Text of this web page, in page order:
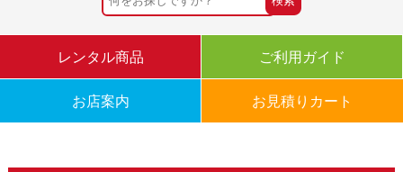
レンタル商品 ご利用ガイド
お店案内 お見積りカート